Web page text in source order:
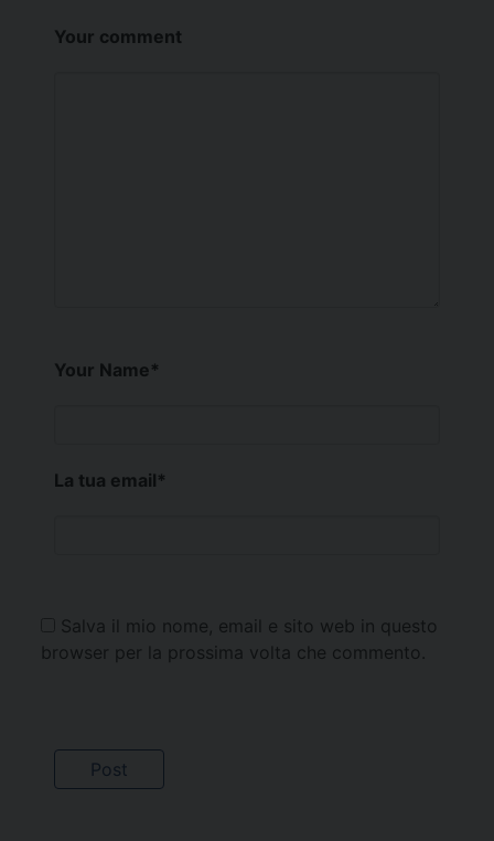
Your comment
Your Name*
La tua email*
Salva il mio nome, email e sito web in questo
browser per la prossima volta che commento.